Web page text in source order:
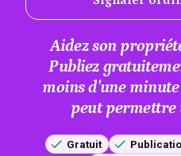
Aidez son
Publiez
moins d'une
peut permettre
Gratuit